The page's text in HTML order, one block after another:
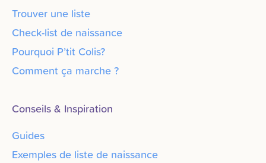
Trouver une liste
Check-list de naissance
Pourquoi P’tit Colis?
Comment ça marche ?
Conseils & Inspiration
Guides
Exemples de liste de naissance